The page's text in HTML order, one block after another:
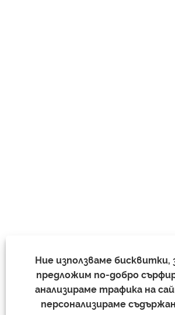
Ние използваме бисквитки,
предложим по-добро
анализираме трафика на
персонализираме